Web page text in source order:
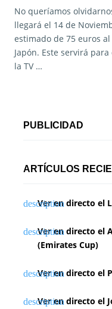
No queríamos
llegará el 14 de
estimado de 75 euros
Japón. Este servirá
la TV …
PUBLICIDAD
ARTÍCULOS
Ver en directo el
Ver en directo el
(Emirates Cup)
Ver en directo el
Ver en directo el